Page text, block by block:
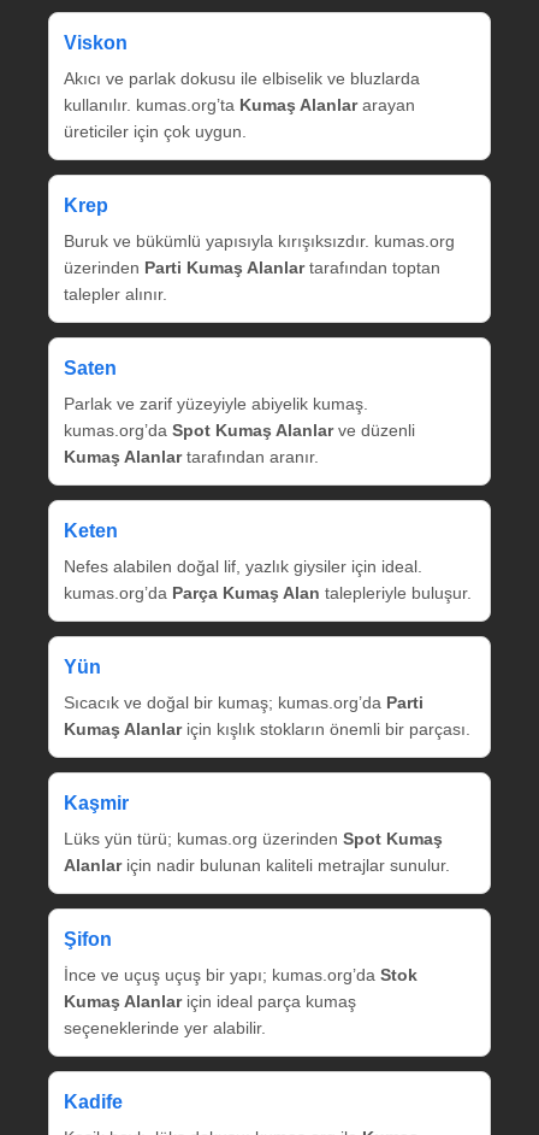
Viskon
Akıcı ve parlak dokusu ile elbiselik ve bluzlarda
kullanılır. kumas.org’ta Kumaş Alanlararayan
üreticiler için çok uygun.
Krep
Buruk ve bükümlü yapısıyla kırışıksızdır. kumas.org
üzerinden Parti Kumaş Alanlartarafından toptan
talepler alınır.
Saten
Parlak ve zarif yüzeyiyle abiyelik kumaş.
kumas.org’da Spot Kumaş Alanlarve düzenli
Kumaş Alanlartarafından aranır.
Keten
Nefes alabilen doğal lif, yazlık giysiler için ideal.
kumas.org’da Parça Kumaş Alan talepleriyle buluşur.
Yün
Sıcacık ve doğal bir kumaş; kumas.org’da Parti
Kumaş Alanlariçin kışlık stokların önemli bir parçası.
Kaşmir
Lüks yün türü; kumas.org üzerinden Spot Kumaş
Alanlariçin nadir bulunan kaliteli metrajlar sunulur.
Şifon
İnce ve uçuş uçuş bir yapı; kumas.org’da Stok
Kumaş Alanlariçin ideal parça kumaş
seçeneklerinde yer alabilir.
Kadife